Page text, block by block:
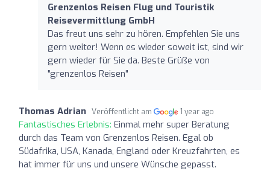
Grenzenlos Reisen Flug und Touristik
Reisevermittlung GmbH
Das freut uns sehr zu hören. Empfehlen Sie uns
gern weiter! Wenn es wieder soweit ist, sind wir
gern wieder für Sie da. Beste Grüße von
"grenzenlos Reisen"
Thomas Adrian Veröffentlicht am 1 year ago
Fantastisches Erlebnis: Einmal mehr super Beratung
durch das Team von Grenzenlos Reisen. Egal ob
Südafrika, USA, Kanada, England oder Kreuzfahrten, es
hat immer für uns und unsere Wünsche gepasst.